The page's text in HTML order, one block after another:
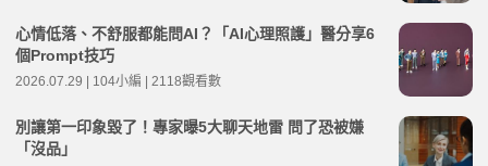
心情低落、不舒服都能問AI？「AI心理照護」醫分享6
個Prompt技巧
2026.07.29 | 104小編 | 2118觀看數
別讓第一印象毀了！專家曝5大聊天地雷 問了恐被嫌
「沒品」